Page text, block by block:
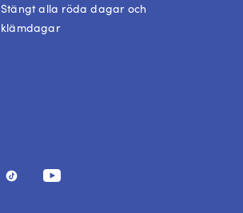
Stängt alla röda dagar och
klämdagar